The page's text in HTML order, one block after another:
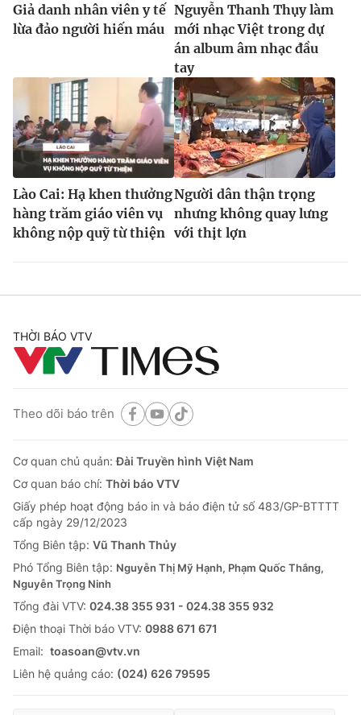
Giả danh nhân viên y tế
lừa đảo người hiến máu
Nguyễn Thanh Thụy làm
mới nhạc Việt trong dự
án album âm nhạc đầu
tay
Lào Cai: Hạ khen thưởng
hàng trăm giáo viên vụ
không nộp quỹ từ thiện
Người dân thận trọng
nhưng không quay lưng
với thịt lợn
THỜI BÁO VTV
Theo dõi báo trên
Cơ quan chủ quản:Đài Truyền hình Việt Nam
Cơ quan báo chí: Thời báo VTV
Giấy phép hoạt động báo in và báo điện tử số 483/GP-BTTTT
cấp ngày 29/12/2023
Tổng Biên tập: Vũ Thanh Thủy
Phó Tổng Biên tập: Nguyễn Thị Mỹ Hạnh, Phạm Quốc Thắng,
Nguyễn Trọng Ninh
Tổng đài VTV: 024.38 355 931 - 024.38 355 932
Ðiện thoại Thời báo VTV: 0988 671 671
Email: toasoan@vtv.vn
Liên hệ quảng cáo: (024) 626 79595